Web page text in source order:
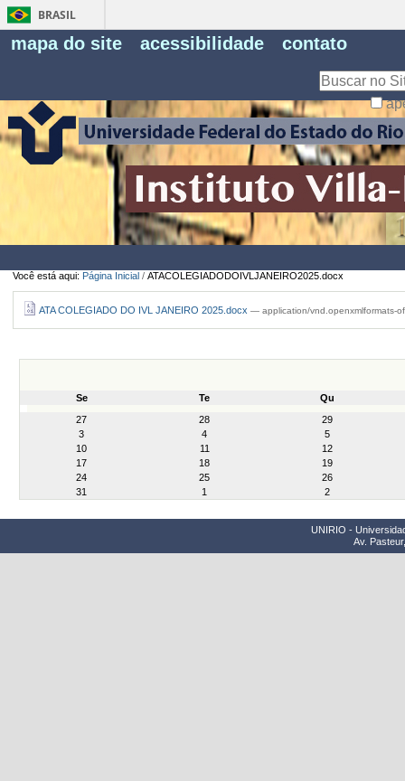
BRASIL
mapa do site acessibilidade contato
Você está aqui: Página Inicial / ATACOLEGIADODOIVLJANEIRO2025.docx
ATA COLEGIADO DO IVL JANEIRO 2025.docx — application/vnd.openxmlformats-
Se Te
Qu
27
28
29
3
4
5
10
11
12
17
18
19
24
25
26
31
1 2
UNIRIO -
Av.